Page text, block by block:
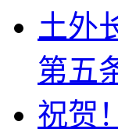
土外
第五
祝贺